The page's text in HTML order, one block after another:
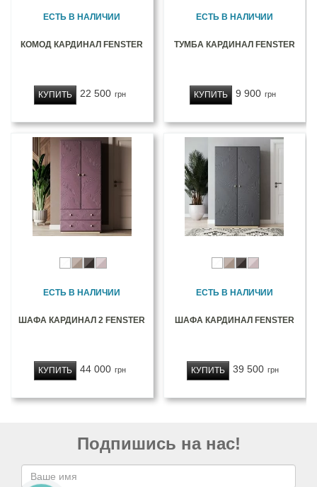
ЕСТЬ В НАЛИЧИИ
КОМОД КАРДИНАЛ FENSTER
22 500 грн
КУПИТЬ
ЕСТЬ В НАЛИЧИИ
ТУМБА КАРДИНАЛ FENSTER
9 900 грн
КУПИТЬ
ЕСТЬ В НАЛИЧИИ
ШАФА КАРДИНАЛ 2 FENSTER
44 000 грн
КУПИТЬ
ЕСТЬ В НАЛИЧИИ
ШАФА КАРДИНАЛ FENSTER
39 500 грн
КУПИТЬ
Подпишись на нас!